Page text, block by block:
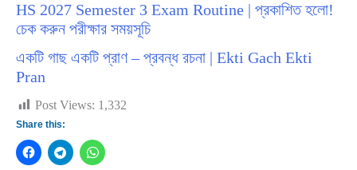
HS 2027 Semester 3 Exam Routine | প্রকাশিত হলো!
চেক করুন পরীক্ষার সময়সূচি
একটি গাছ একটি প্রাণ – প্রবন্ধ রচনা | Ekti Gach Ekti
Pran
Post Views: 1,332
Share this: